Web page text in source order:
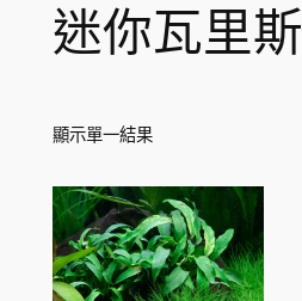
迷你瓦里斯
顯示單一結果